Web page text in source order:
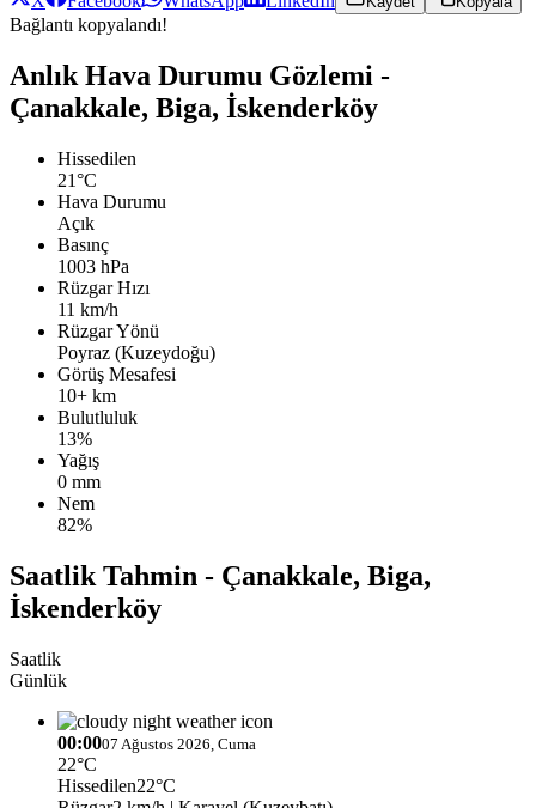
Bağlantı kopyalandı!
Anlık Hava Durumu Gözlemi -
Çanakkale, Biga, İskenderköy
Hissedilen
21°C
Hava Durumu
Açık
Basınç
1003 hPa
Rüzgar Hızı
11 km/h
Rüzgar Yönü
Poyraz (Kuzeydoğu)
Görüş Mesafesi
10+ km
Bulutluluk
13%
Yağış
0 mm
Nem
82%
Saatlik Tahmin - Çanakkale, Biga,
İskenderköy
Saatlik
Günlük
00:0007 Ağustos 2026, Cuma
22°C
Hissedilen22°C